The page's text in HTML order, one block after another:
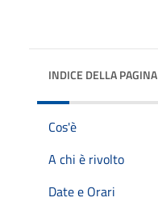
INDICE DELLA PAGINA
Cos'è
A chi è rivolto
Date e Orari